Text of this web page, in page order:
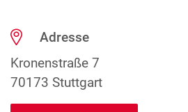
Adresse
Kronenstraße 7
70173 Stuttgart